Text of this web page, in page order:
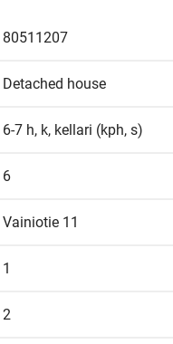
80511207
Detached house
6-7 h, k, kellari (kph, s)
6
Vainiotie 11
1
2